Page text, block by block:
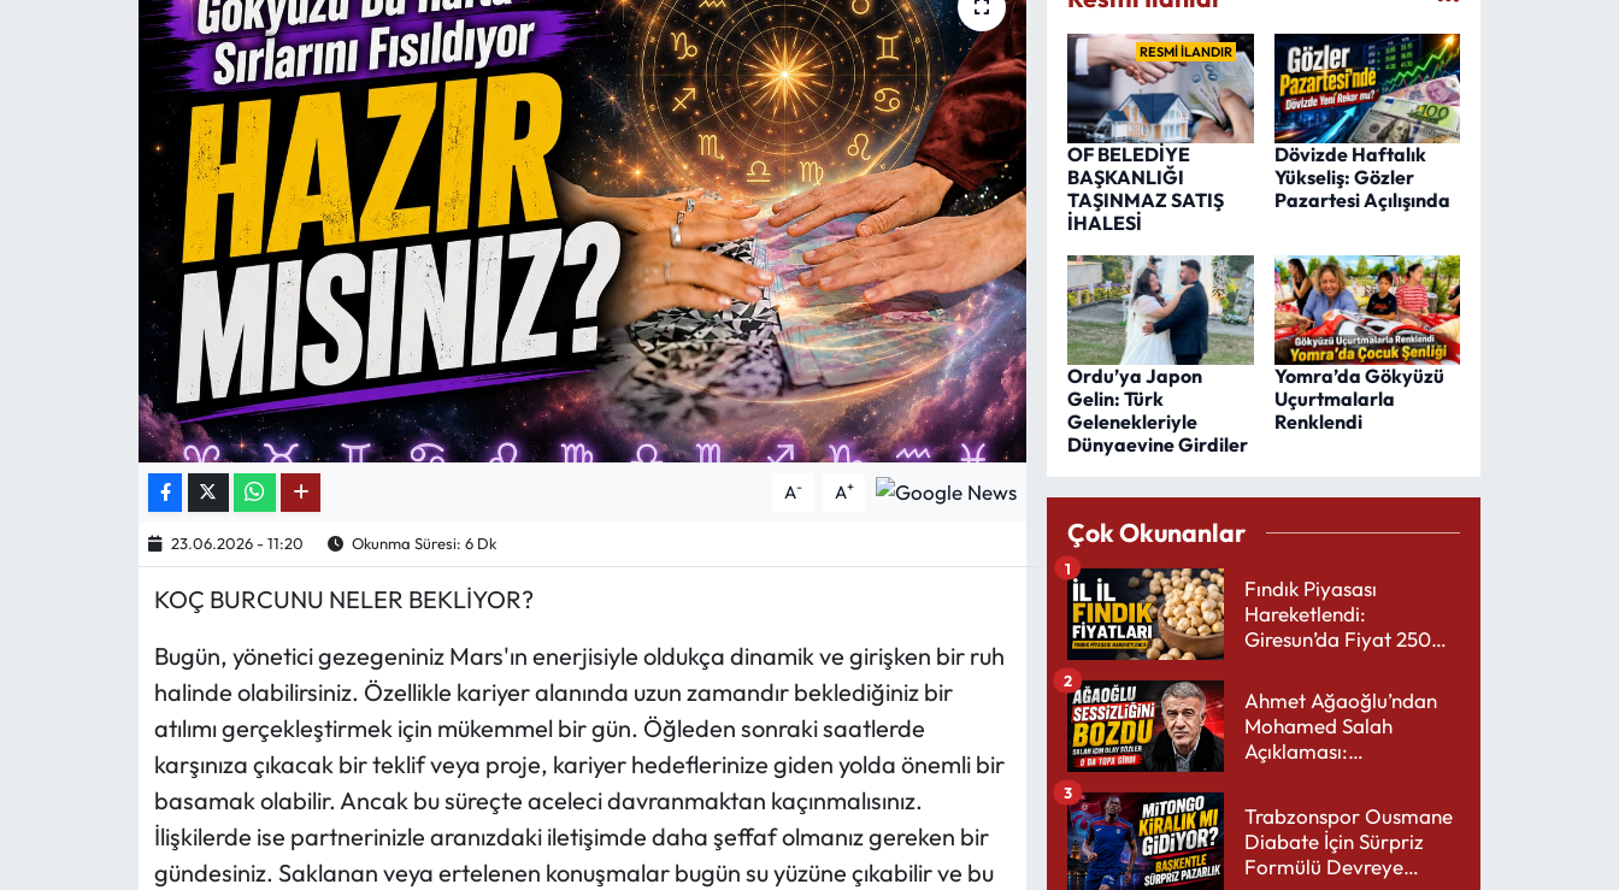
A- A+
23.06.2026 - 11:20 Okunma Süresi: 6 Dk
KOÇ BURCUNU NELER BEKLİYOR?
Bugün, yönetici gezegeniniz Mars'ın enerjisiyle oldukça dinamik ve girişken bir ruh
halinde olabilirsiniz. Özellikle kariyer alanında uzun zamandır beklediğiniz bir
atılımı gerçekleştirmek için mükemmel bir gün. Öğleden sonraki saatlerde
karşınıza çıkacak bir teklif veya proje, kariyer hedeflerinize giden yolda önemli bir
basamak olabilir. Ancak bu süreçte aceleci davranmaktan kaçınmalısınız.
İlişkilerde ise partnerinizle aranızdaki iletişimde daha şeffaf olmanız gereken bir
gündesiniz. Saklanan veya ertelenen konuşmalar bugün su yüzüne çıkabilir ve bu
RESMİ İLANDIR
OF BELEDİYE
BAŞKANLIĞI
TAŞINMAZ SATIŞ
İHALESİ
Dövizde Haftalık
Yükseliş: Gözler
Pazartesi Açılışında
Ordu’ya Japon
Gelin: Türk
Gelenekleriyle
Dünyaevine Girdiler
Yomra’da Gökyüzü
Uçurtmalarla
Renklendi
Çok Okunanlar
Fındık Piyasası
Hareketlendi:
Giresun’da Fiyat 250
1
Ahmet Ağaoğlu’ndan
Mohamed Salah
Açıklaması:
Yakışır
2
Trabzonspor Ousmane
Diabate İçin Sürpriz
Formülü Devreye
3
Mektup Galeri
Köşe Yazıları
Karikatür Galeri
ASTROLOJİ
Spor Yazıları
Mektup Galeri